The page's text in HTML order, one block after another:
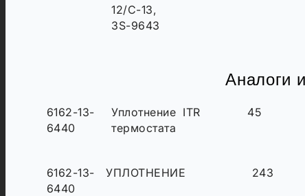
12/C-13,
3S-9643
Аналоги
6162-13-
6440
Уплотнение
термостата
ITR 45
6162-13-
6440
УПЛОТНЕНИЕ 243